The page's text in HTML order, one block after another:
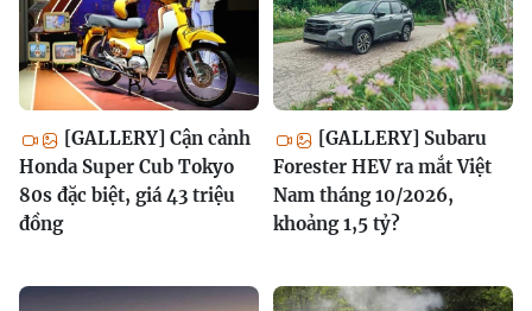
[GALLERY] Cận cảnh
Honda Super Cub Tokyo
80s đặc biệt, giá 43 triệu
đồng
[GALLERY] Subaru
Forester HEV ra mắt Việt
Nam tháng 10/2026,
khoảng 1,5 tỷ?